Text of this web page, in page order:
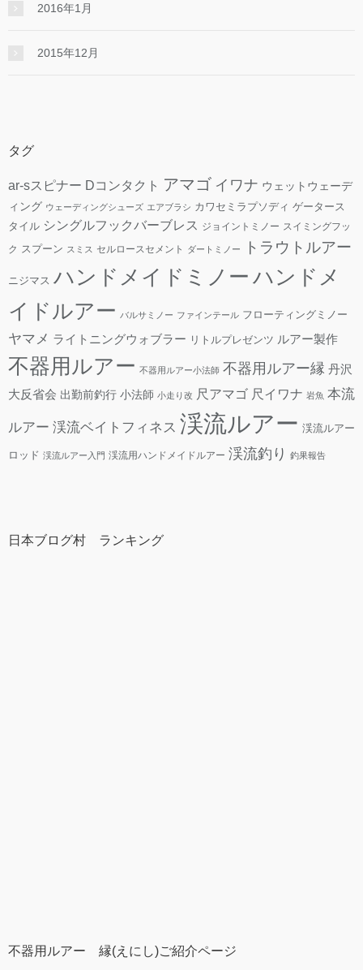
2016年1月
2015年12月
タグ
ar-sスピナー Dコンタクト アマゴ イワナ ウェットウェーデ
ィング ウェーディングシューズ エアブラシ カワセミラプソディ ゲータース
タイル シングルフックバーブレス ジョイントミノー スイミングフッ
ク スプーン スミス セルロースセメント ダートミノー トラウトルアー
ニジマス ハンドメイドミノー ハンドメ
イドルアー バルサミノー ファインテール フローティングミノー
ヤマメ ライトニングウォブラー リトルプレゼンツ ルアー製作
不器用ルアー 不器用ルアー小法師 不器用ルアー縁 丹沢
大反省会 出勤前釣行 小法師 小走り改 尺アマゴ 尺イワナ 岩魚 本流
ルアー 渓流ベイトフィネス 渓流ルアー 渓流ルアー
ロッド 渓流ルアー入門 渓流用ハンドメイドルアー 渓流釣り 釣果報告
日本ブログ村 ランキング
不器用ルアー 縁(えにし)ご紹介ページ